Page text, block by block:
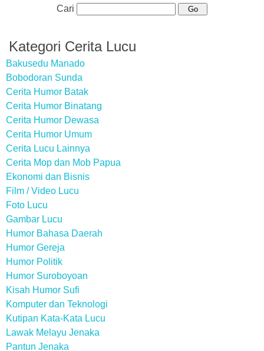
Cari
Kategori Cerita Lucu
Bakusedu Manado
Bobodoran Sunda
Cerita Humor Batak
Cerita Humor Binatang
Cerita Humor Dewasa
Cerita Humor Umum
Cerita Lucu Lainnya
Cerita Mop dan Mob Papua
Ekonomi dan Bisnis
Film / Video Lucu
Foto Lucu
Gambar Lucu
Humor Bahasa Daerah
Humor Gereja
Humor Politik
Humor Suroboyoan
Kisah Humor Sufi
Komputer dan Teknologi
Kutipan Kata-Kata Lucu
Lawak Melayu Jenaka
Pantun Jenaka